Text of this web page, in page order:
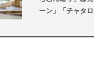
ーン」「チャタ